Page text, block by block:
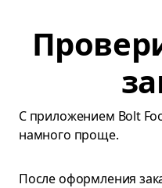
С приложением Bolt
намного проще.
После оформления